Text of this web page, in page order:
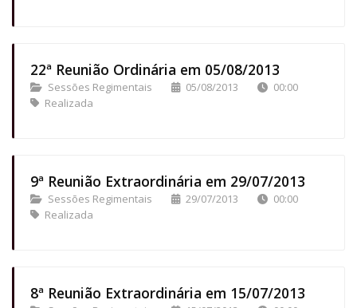
22ª Reunião Ordinária em 05/08/2013
Sessões Regimentais 05/08/2013
00:00
Realizada
9ª Reunião Extraordinária em 29/07/2013
Sessões Regimentais 29/07/2013
00:00
Realizada
8ª Reunião Extraordinária em 15/07/2013